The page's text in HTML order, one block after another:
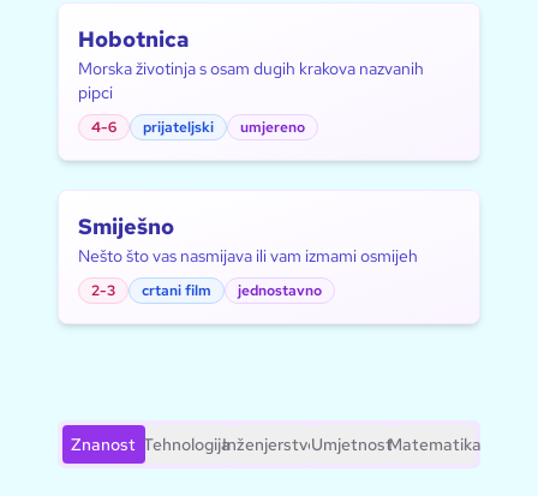
Hobotnica
Morska životinja s osam dugih krakova nazvanih
pipci
4-6 prijateljski umjereno
Smiješno
Nešto što vas nasmijava ili vam izmami osmijeh
2-3 crtani film jednostavno
Znanost TehnologijaInženjerstvoUmjetnostMatematika